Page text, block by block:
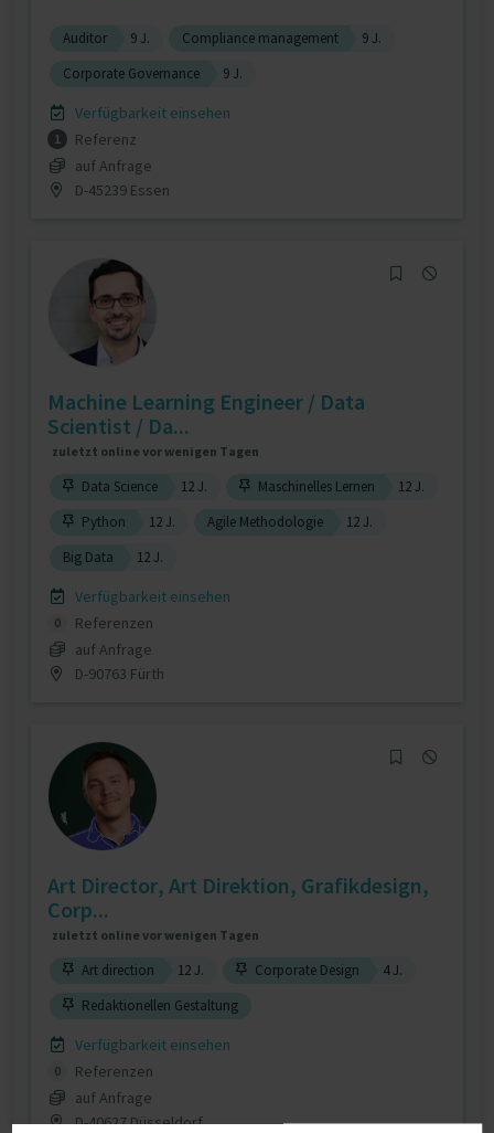
Auditor 9 J. Compliance management
9 J.
Corporate Governance
9 J.
Verfügbarkeit einsehen
1
Referenz
auf Anfrage
D-45239 Essen
Machine Learning Engineer / Data
Scientist / Da...
zuletzt online vor wenigen Tagen
Data Science 12 J. Maschinelles Lernen
12 J.
Python
12 J. Agile Methodologie
12 J.
Big Data
12 J.
Verfügbarkeit einsehen
0
Referenzen
auf Anfrage
D-90763 Fürth
Art Director, Art Direktion, Grafikdesign,
Corp...
zuletzt online vor wenigen Tagen
Art direction 12 J. Corporate Design
4 J.
Redaktionellen Gestaltung
Verfügbarkeit einsehen
0
Referenzen
auf Anfrage
D-40627 Düsseldorf